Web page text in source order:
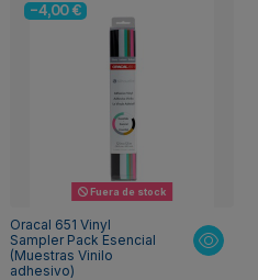
-4,00 €
Fuera de stock
Oracal 651 Vinyl
Sampler Pack Esencial
(Muestras Vinilo
adhesivo)